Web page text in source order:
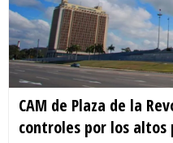
CAM de Plaza de la
controles por los altos